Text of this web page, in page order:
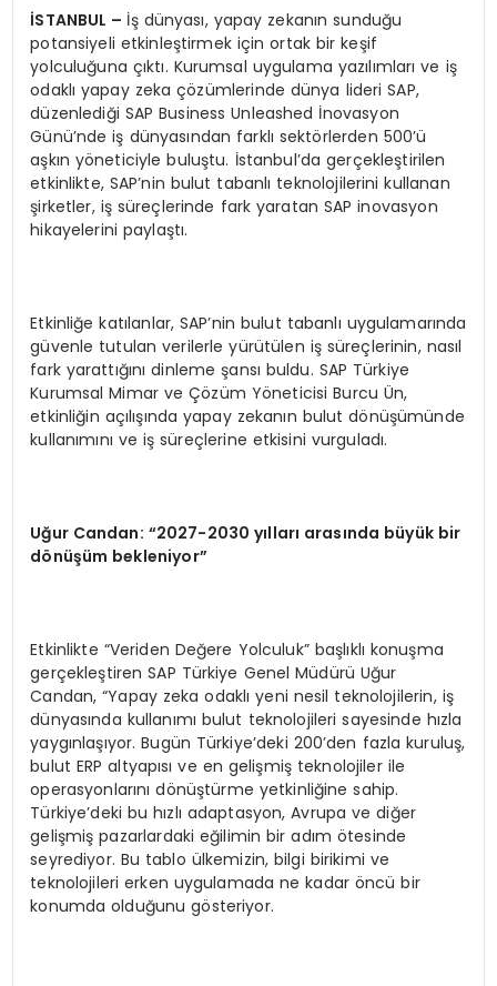
İSTANBUL – İş dünyası, yapay zekanın sunduğu
potansiyeli etkinleştirmek için ortak bir keşif
yolculuğuna çıktı. Kurumsal uygulama yazılımları ve iş
odaklı yapay zeka çözümlerinde dünya lideri SAP,
düzenlediği SAP Business Unleashed İnovasyon
Günü’nde iş dünyasından farklı sektörlerden 500’ü
aşkın yöneticiyle buluştu. İstanbul’da gerçekleştirilen
etkinlikte, SAP’nin bulut tabanlı teknolojilerini kullanan
şirketler, iş süreçlerinde fark yaratan SAP inovasyon
hikayelerini paylaştı.
Etkinliğe katılanlar, SAP’nin bulut tabanlı uygulamarında
güvenle tutulan verilerle yürütülen iş süreçlerinin, nasıl
fark yarattığını dinleme şansı buldu. SAP Türkiye
Kurumsal Mimar ve Çözüm Yöneticisi Burcu Ün,
etkinliğin açılışında yapay zekanın bulut dönüşümünde
kullanımını ve iş süreçlerine etkisini vurguladı.
Uğur Candan: “2027-2030 yılları arasında büyük bir
dönüşüm bekleniyor”
Etkinlikte “Veriden Değere Yolculuk” başlıklı konuşma
gerçekleştiren SAP Türkiye Genel Müdürü Uğur
Candan, “Yapay zeka odaklı yeni nesil teknolojilerin, iş
dünyasında kullanımı bulut teknolojileri sayesinde hızla
yaygınlaşıyor. Bugün Türkiye’deki 200’den fazla kuruluş,
bulut ERP altyapısı ve en gelişmiş teknolojiler ile
operasyonlarını dönüştürme yetkinliğine sahip.
Türkiye’deki bu hızlı adaptasyon, Avrupa ve diğer
gelişmiş pazarlardaki eğilimin bir adım ötesinde
seyrediyor. Bu tablo ülkemizin, bilgi birikimi ve
teknolojileri erken uygulamada ne kadar öncü bir
konumda olduğunu gösteriyor.